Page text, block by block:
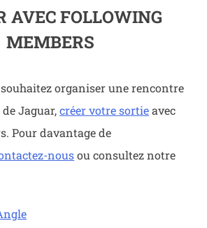
AVEC FOLLOWING
MEMBERS
organiser une rencontre
Jaguar,créer votre sortieavec
Pour davantage de
nousou consultez notre